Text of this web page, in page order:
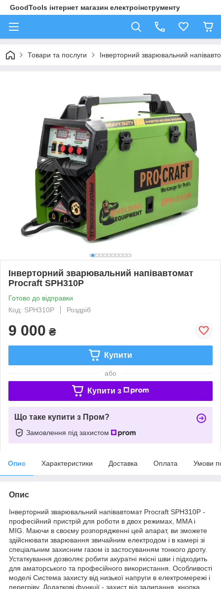
GoodTools інтернет магазин електроінструменту
Товари та послуги Інверторний зварювальний
Інверторний зварювальний напівавтомат
Procraft SPH310P
Готово до відправки
Код: SPH310P
Роздріб
9 000 ₴
Купити
або
Купити з
Що таке купити з Пром?
Замовлення під захистом
Опис Характеристики Доставка Оплата Умови
Опис
Інверторний зварювальний напівавтомат Procraft SPH310P -
професійний пристрій для роботи в двох режимах, MMA і
MIG. Маючи в своєму розпорядженні цей апарат, ви зможете
здійснювати зварювання звичайним електродом і в камері зі
спеціальним захисним газом із застосуванням тонкого дроту.
Устаткування дозволяє робити акуратні якісні шви і підходить
для аматорського та професійного використання. Особливості
моделі Система захисту від низької напруги в електромережі і
перегріву. Додаткові функції - захист від залипання, кнопка